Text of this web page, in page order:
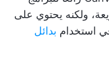
ولكنه يحتوي على
استخدام بدائل